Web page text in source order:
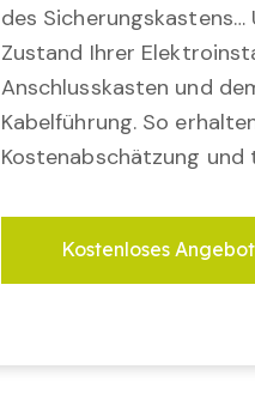
des Sicherungskastens…
Zustand Ihrer
Anschlusskasten und
Kabelführung. So
Kostenabschätzung
Kostenloses